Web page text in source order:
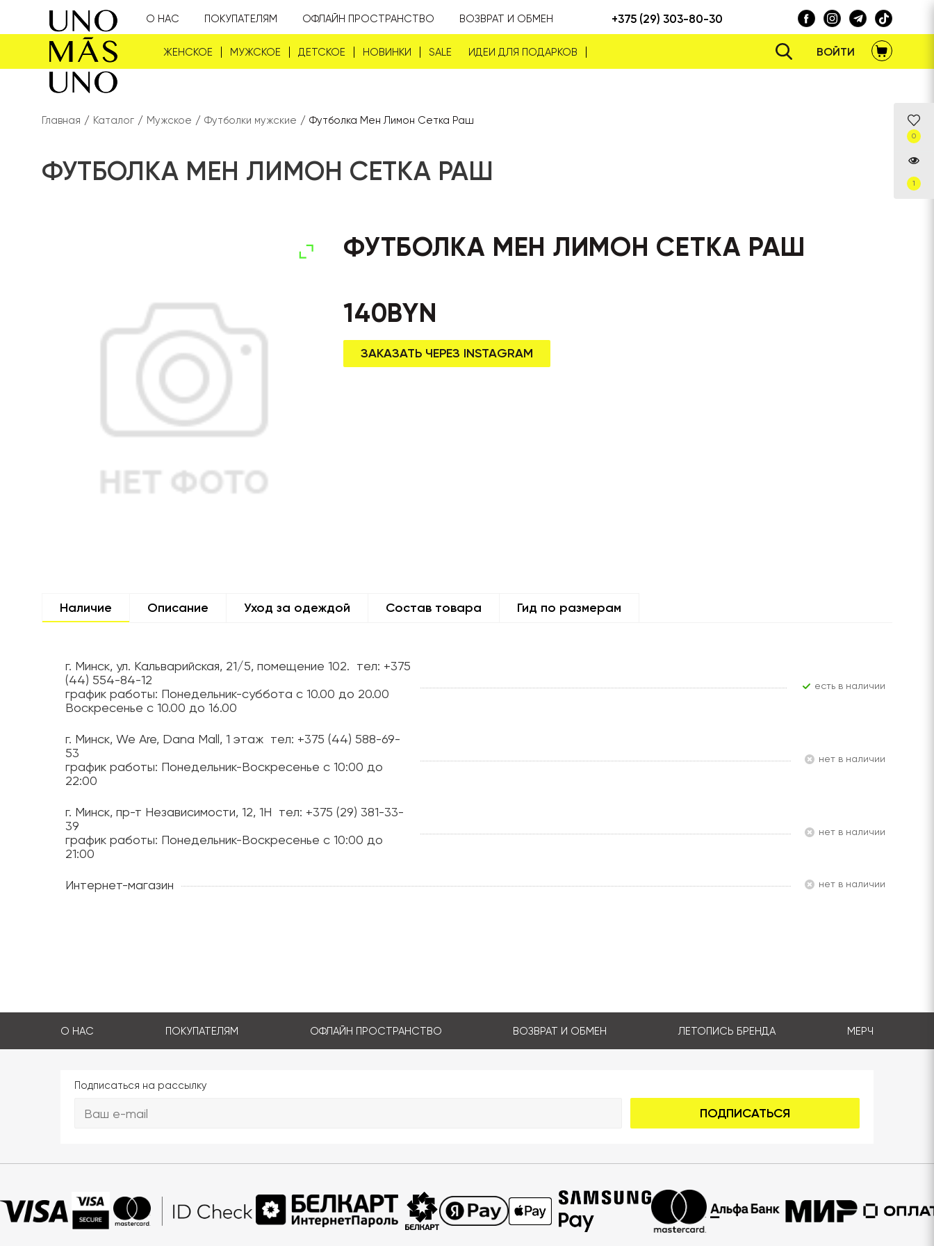
О НАС ПОКУПАТЕЛЯМ ОФЛАЙН ПРОСТРАНСТВО ВОЗВРАТ И ОБМЕН +375 (29) 303-80-30
ЖЕНСКОЕ МУЖСКОЕ ДЕТСКОЕ НОВИНКИ SALE ИДЕИ ДЛЯ ПОДАРКОВ ВОЙТИ
Главная / Каталог / Мужское / Футболки мужские / Футболка Мен Лимон Сетка Раш
ФУТБОЛКА МЕН ЛИМОН СЕТКА РАШ
ФУТБОЛКА МЕН ЛИМОН СЕТКА РАШ
140BYN
ЗАКАЗАТЬ ЧЕРЕЗ INSTAGRAM
Наличие Описание Уход за одеждой Состав товара Гид по размерам
г. Минск, ул. Кальварийская, 21/5, помещение 102. тел: +375
(44) 554-84-12
график работы: Понедельник-суббота с 10.00 до 20.00
Воскресенье с 10.00 до 16.00
Есть в наличии
г. Минск, We Are, Dana Mall, 1 этаж тел: +375 (44) 588-69-
53
график работы: Понедельник-Воскресенье с 10:00 до
22:00
Нет в наличии
г. Минск, пр-т Независимости, 12, 1H тел: +375 (29) 381-33-
39
график работы: Понедельник-Воскресенье с 10:00 до
21:00
Нет в наличии
Интернет-магазин Нет в наличии
О НАС ПОКУПАТЕЛЯМ ОФЛАЙН ПРОСТРАНСТВО ВОЗВРАТ И ОБМЕН ЛЕТОПИСЬ БРЕНДА МЕРЧ
Подписаться на рассылку
ПОДПИСАТЬСЯ
0
1